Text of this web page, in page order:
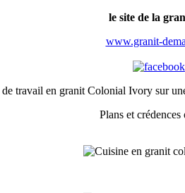
le site de la
www.granit-
de travail en granit Colonial Ivory sur
Plans et crédences